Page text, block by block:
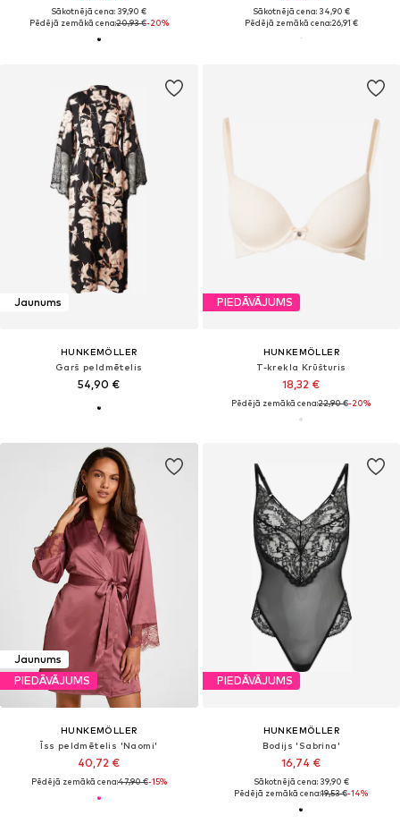
Sākotnējā cena: 39,90 €
Pēdējā zemākā cena:20,93 €-20%
Sākotnējā cena: 34,90 €
Pēdējā zemākā cena:26,91 €
Jaunums
HUNKEMÖLLER
Garš peldmētelis
54,90 €
PIEDĀVĀJUMS
HUNKEMÖLLER
T-krekla Krūšturis
18,32 €
Pēdējā zemākā cena:22,90 €-20%
Jaunums
PIEDĀVĀJUMS
HUNKEMÖLLER
Īss peldmētelis 'Naomi'
40,72 €
Pēdējā zemākā cena:47,90 €-15%
PIEDĀVĀJUMS
HUNKEMÖLLER
Bodijs 'Sabrina'
16,74 €
Sākotnējā cena: 39,90 €
Pēdējā zemākā cena:19,53 €-14%